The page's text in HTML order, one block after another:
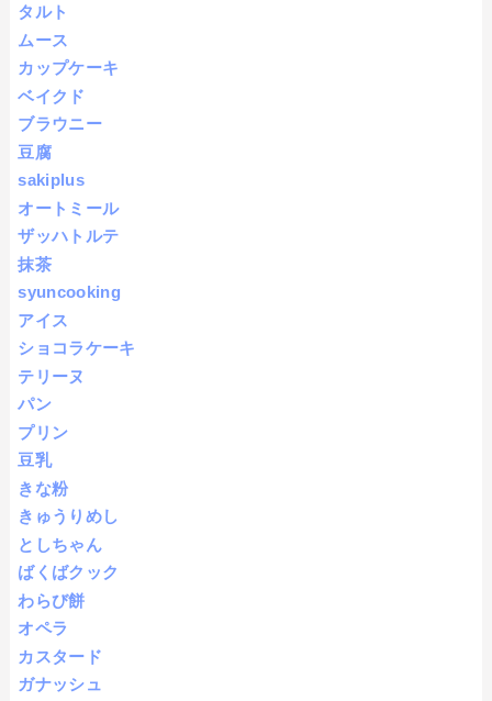
タルト
ムース
カップケーキ
ベイクド
ブラウニー
豆腐
sakiplus
オートミール
ザッハトルテ
抹茶
syuncooking
アイス
ショコラケーキ
テリーヌ
パン
プリン
豆乳
きな粉
きゅうりめし
としちゃん
ばくばクック
わらび餅
オペラ
カスタード
ガナッシュ